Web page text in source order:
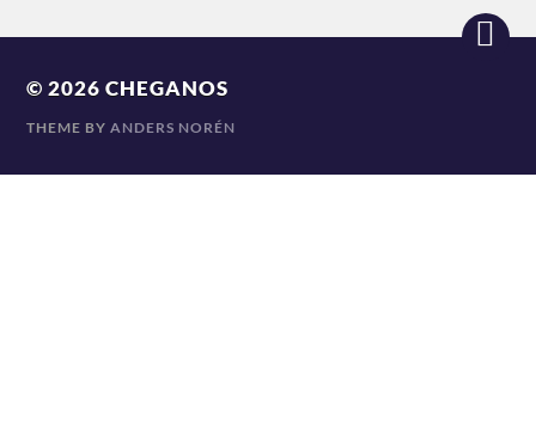
© 2026CHEGANOS
THEME BYANDERS NORÉN